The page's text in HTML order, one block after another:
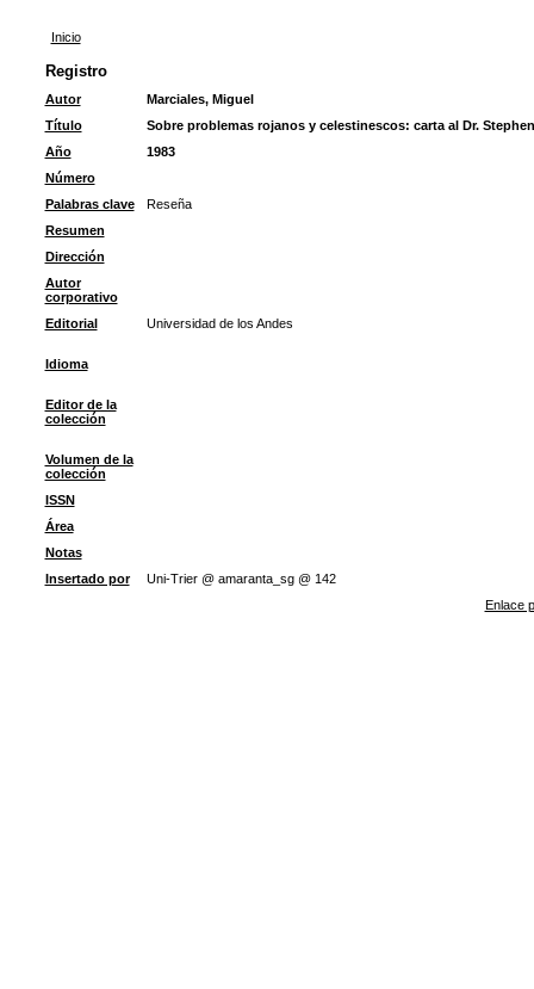
Inicio
Registro
Autor
Marciales, Miguel
Título
Sobre problemas rojanos y celestinescos: carta al Dr.
Año
1983
Número
Palabras clave
Reseña
Resumen
Dirección
Autor
corporativo
Editorial
Universidad de los Andes
Idioma
Editor de la
colección
Volumen de la
colección
ISSN
Área
Notas
Insertado por
Uni-Trier @ amaranta_sg @ 142
Enlace